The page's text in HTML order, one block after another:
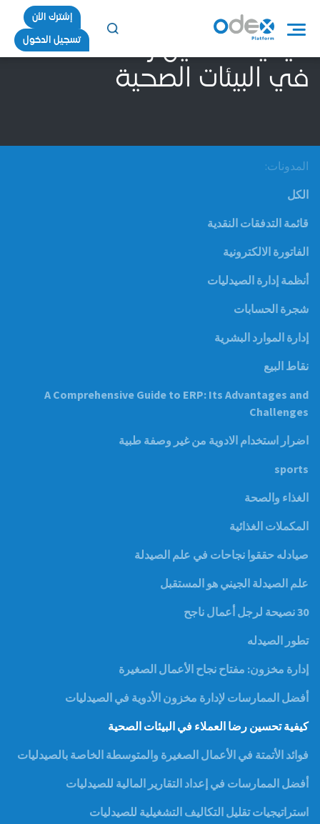
إشترك الأن
تسجيل الدخول
كيفية تحسين رضا العملاء
في البيئات الصحية
المدونات:
الكل
قائمة التدفقات النقدية
الفاتورة الالكترونية
أنظمة إدارة الصيدليات
شجرة الحسابات
إدارة الموارد البشرية
نقاط البيع
A Comprehensive Guide to ERP: Its Advantages and
Challenges
اضرار استخدام الادوية من غير وصفة طبية
sports
الغذاء والصحة
المكملات الغذائية
صيادله حققوا نجاحات في علم الصيدلة
علم الصيدلة الجيني هو المستقبل
30 نصيحة لرجل أعمال ناجح
تطور الصيدله
إدارة مخزون: مفتاح نجاح الأعمال الصغيرة
أفضل الممارسات لإدارة مخزون الأدوية في الصيدليات
كيفية تحسين رضا العملاء في البيئات الصحية
فوائد الأتمتة في الأعمال الصغيرة والمتوسطة الخاصة بالصيدليات
أفضل الممارسات في إعداد التقارير المالية للصيدليات
استراتيجيات تقليل التكاليف التشغيلية للصيدليات